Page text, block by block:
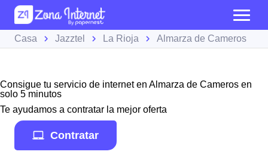
Casa Jazztel La Rioja Almarza de Cameros
Consigue tu servicio de internet en Almarza de Cameros en
solo 5 minutos
Te ayudamos a contratar la mejor oferta
Contratar